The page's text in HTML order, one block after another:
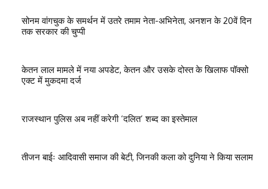
सोनम वांगचुक के समर्थन में उतरे तमाम नेता-अभिनेता, अनशन के 20वें दिन
तक सरकार की चुप्पी
केतन लाल मामले में नया अपडेट, केतन और उसके दोस्त के खिलाफ पॉक्सो
एक्ट में मुकदमा दर्ज
राजस्थान पुलिस अब नहीं करेगी ‘दलित’ शब्द का इस्तेमाल
तीजन बाईः आदिवासी समाज की बेटी, जिनकी कला को दुनिया ने किया सलाम